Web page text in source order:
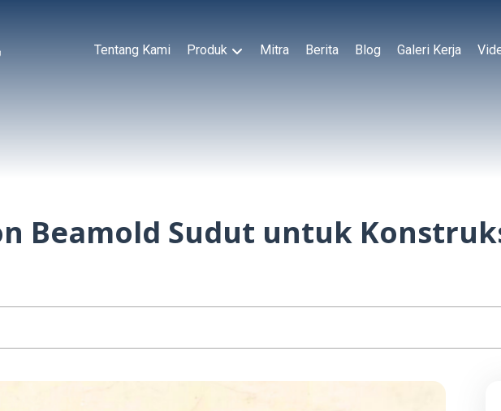
Tentang Kami Produk Mitra Berita Blog Galeri Kerja
Beamold Sudut untuk